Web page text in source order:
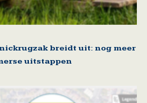
breidt uit: nog meer
uitstappen